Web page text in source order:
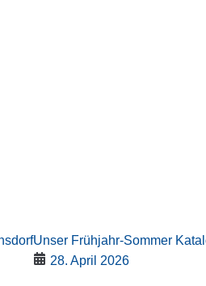
Unser Frühjahr-Sommer
28. April 2026